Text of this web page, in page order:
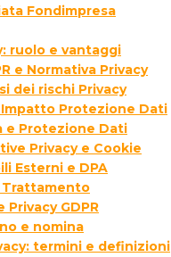
Fondimpresa
ruolo e vantaggi
e Normativa Privacy
dei rischi Privacy
Impatto Protezione Dati
e Protezione Dati
Privacy e Cookie
Esterni e DPA
Privacy GDPR
e nomina
termini e definizioni